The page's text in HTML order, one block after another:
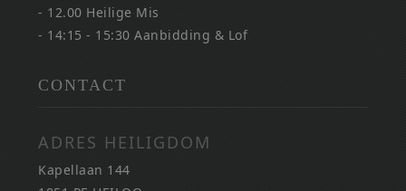
- 12.00 Heilige Mis
- 14:15 - 15:30 Aanbidding & Lof
CONTACT
ADRES HEILIGDOM
Kapellaan 144